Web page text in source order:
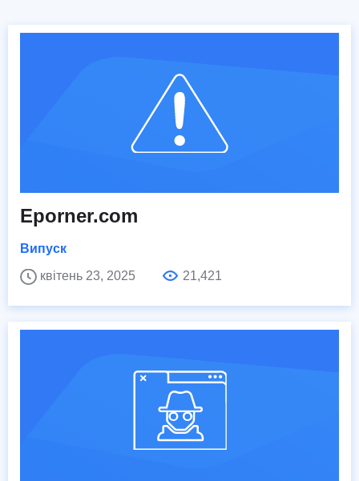
Eporner.com
Випуск
квітень 23, 2025
21,421